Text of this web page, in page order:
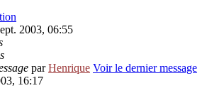
2003, 06:55
parHenrique Voir le dernier message
16:17